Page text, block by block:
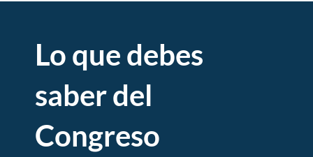
Lo que debes
saber del
Congreso